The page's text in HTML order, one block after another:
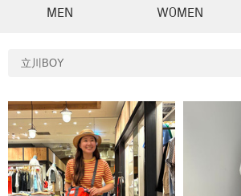
MEN WOMEN
立川BOY